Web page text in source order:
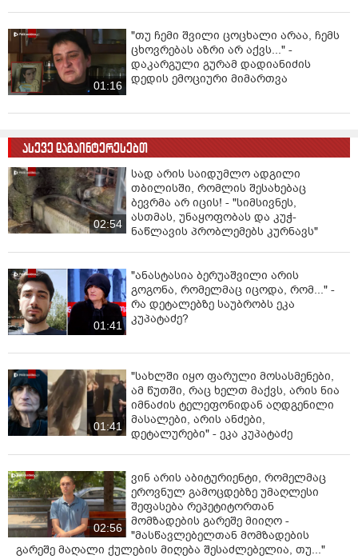
01:16
"თუ ჩემი შვილი ცოცხალი არაა, ჩემს
ცხოვრებას აზრი არ აქვს..." -
დაკარგული გურამ დადიანიძის
დედის ემოციური მიმართვა
ასევე დაგაინტერესებთ
02:54
სად არის საიდუმლო ადგილი
თბილისში, რომლის შესახებაც
ბევრმა არ იცის! - "სიმსივნეს,
ასთმას, უნაყოფობას და კუჭ-
ნაწლავის პრობლემებს კურნავს"
01:41
"ანასტასია ბერუაშვილი არის
გოგონა, რომელმაც იცოდა, რომ..." -
რა დეტალებზე საუბრობს ეკა
კუპატაძე?
01:41
"სახლში იყო ფარული მოსასმენები,
ამ წუთში, რაც ხელთ მაქვს, არის ნია
იმნაძის ტელეფონიდან აღდგენილი
მასალები, არის ანძები,
დეტალურები" - ეკა კუპატაძე
02:56
ვინ არის აბიტურიენტი, რომელმაც
ეროვნულ გამოცდებზე უმაღლესი
შეფასება რეპეტიტორთან
მომზადების გარეშე მიიღო -
"მასწავლებელთან მომზადების
გარეშე მაღალი ქულების მიღება შესაძლებელია, თუ..."